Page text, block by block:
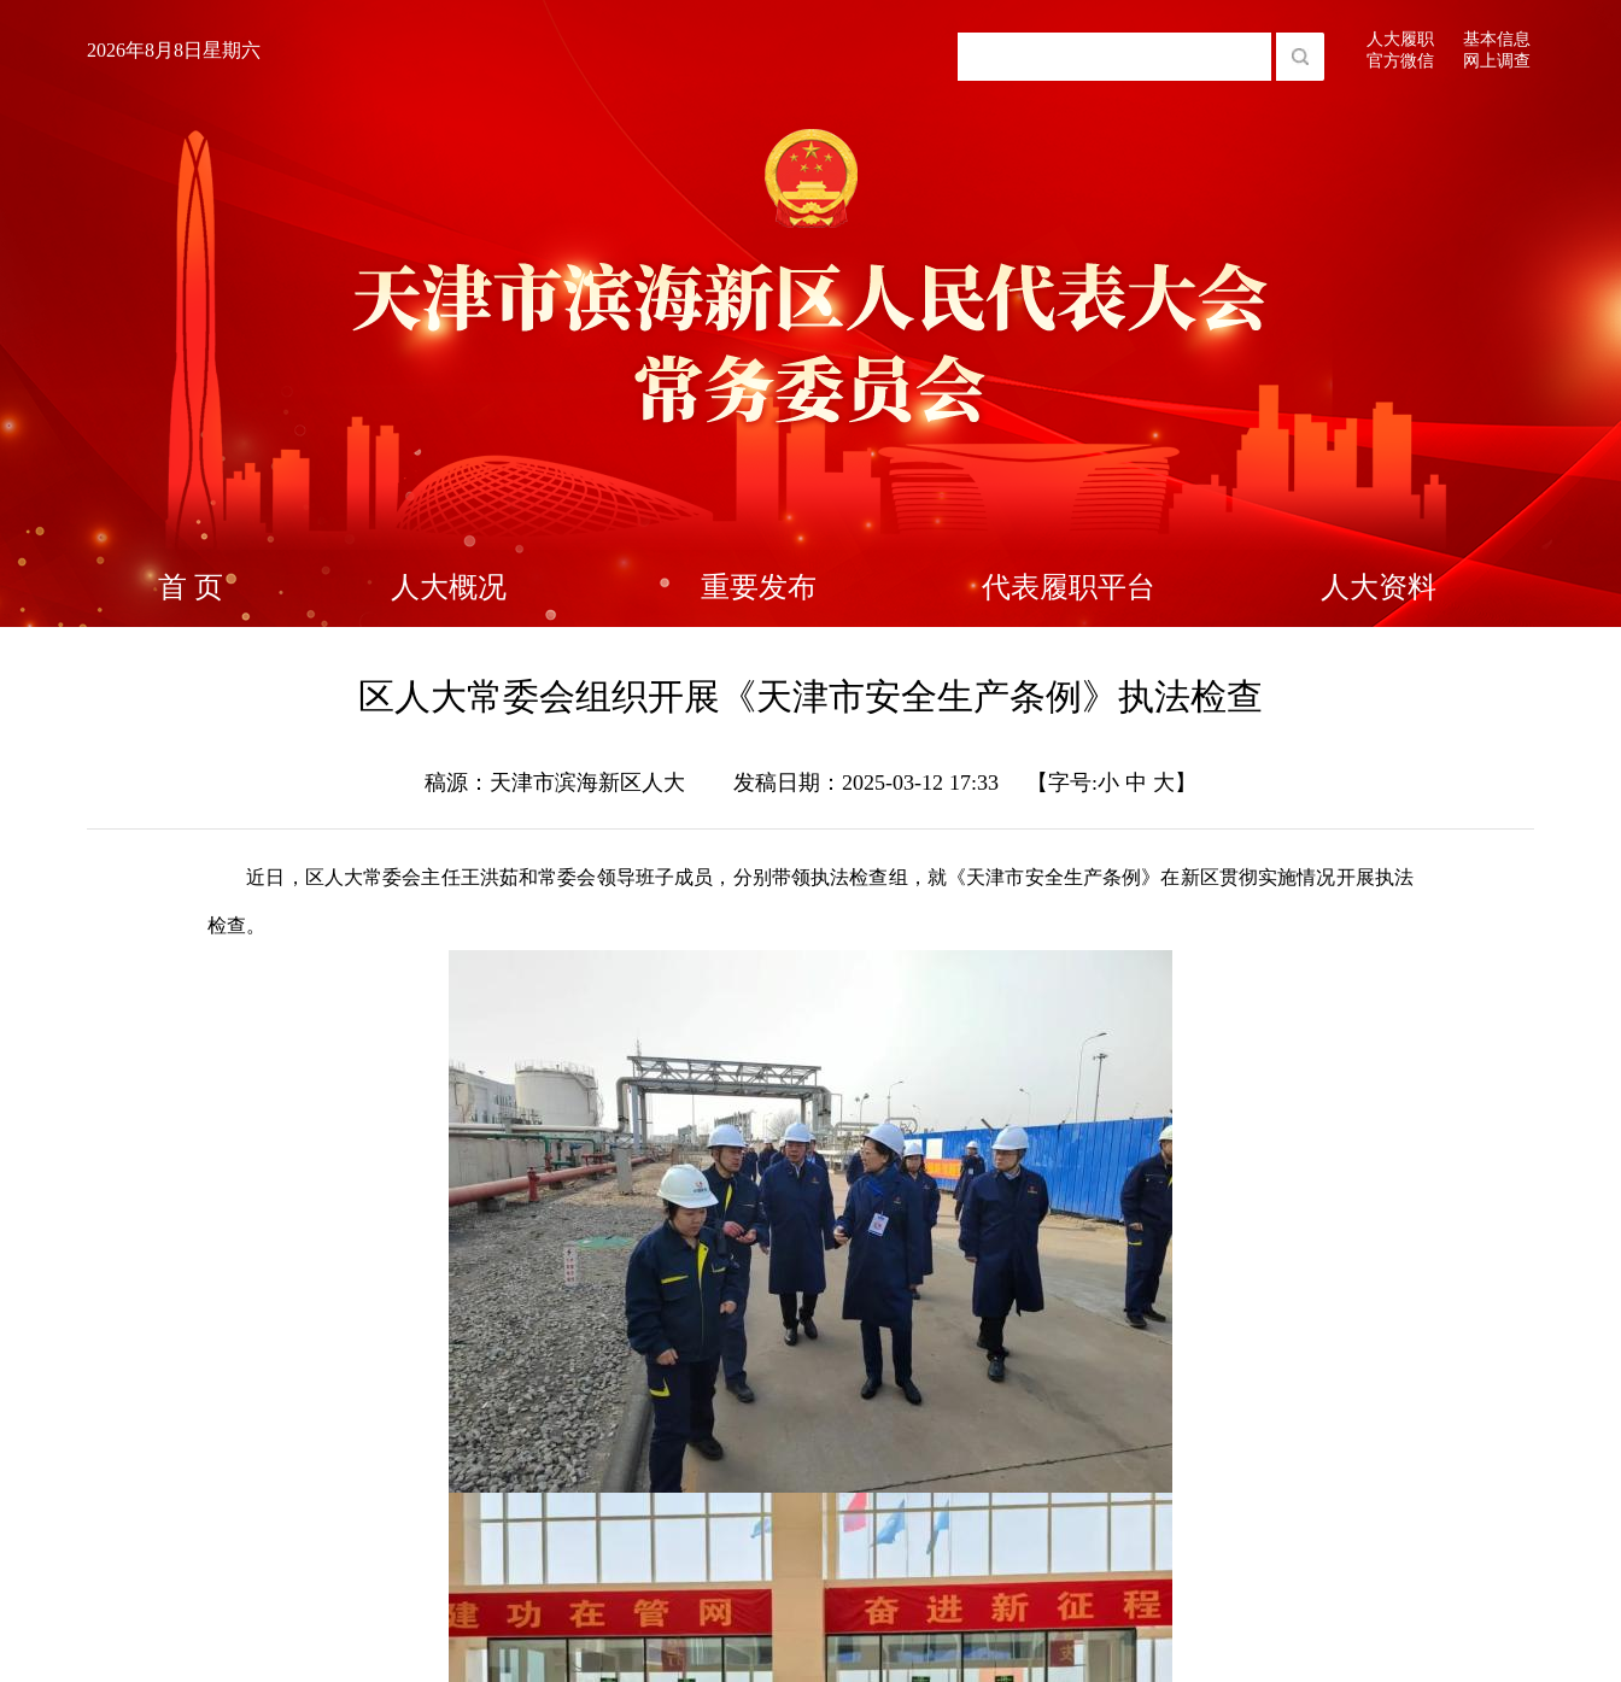
2026年8月8日星期六
人大履职
官方微信
基本信息
网上调查
首 页 人大概况 重要发布 代表履职平台 人大资料
区人大常委会组织开展《天津市安全生产条例》执法检查
稿源：天津市滨海新区人大 发稿日期：2025-03-12 17:33 【字号:小 中 大 】
近日，区人大常委会主任王洪茹和常委会领导班子成员，分别带领执法检查组，就《天津市安全生产条例》在新区贯彻实施情况开展执法
检查。